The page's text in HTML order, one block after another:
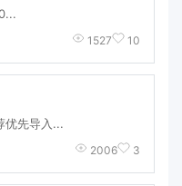
1527 10
优先导入...
2006 3